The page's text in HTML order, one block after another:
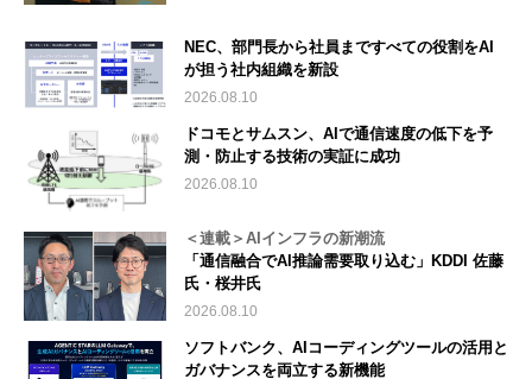
NEC、部門長から社員まですべての役割をAI
が担う社内組織を新設
2026.08.10
ドコモとサムスン、AIで通信速度の低下を予
測・防止する技術の実証に成功
2026.08.10
＜連載＞AIインフラの新潮流
「通信融合でAI推論需要取り込む」KDDI 佐藤
氏・桜井氏
2026.08.10
ソフトバンク、AIコーディングツールの活用と
ガバナンスを両立する新機能